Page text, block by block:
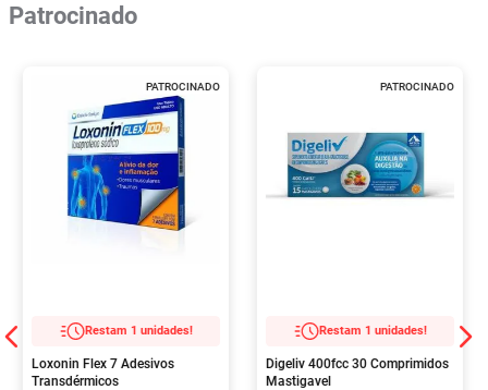
Patrocinado
PATROCINADO
Restam 1 unidades!
Loxonin Flex 7 Adesivos
Transdérmicos
PATROCINADO
Restam 1 unidades!
Digeliv 400fcc 30 Comprimidos
Mastigavel